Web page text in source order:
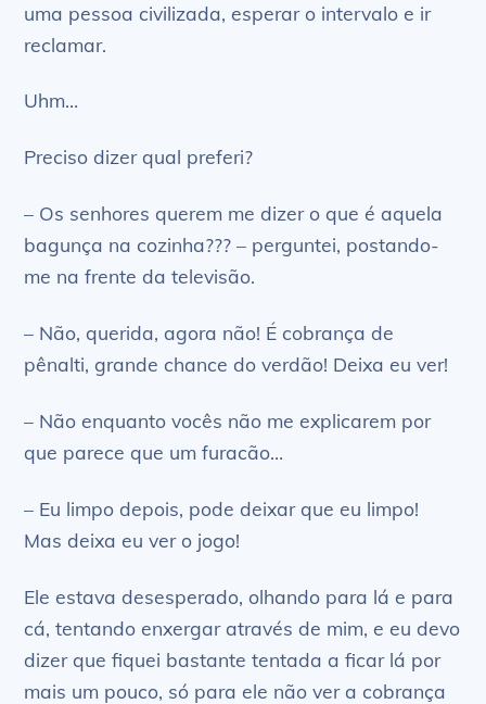
uma pessoa civilizada, esperar o intervalo e ir
reclamar.
Uhm…
Preciso dizer qual preferi?
– Os senhores querem me dizer o que é aquela
bagunça na cozinha??? – perguntei, postando-
me na frente da televisão.
– Não, querida, agora não! É cobrança de
pênalti, grande chance do verdão! Deixa eu ver!
– Não enquanto vocês não me explicarem por
que parece que um furacão…
– Eu limpo depois, pode deixar que eu limpo!
Mas deixa eu ver o jogo!
Ele estava desesperado, olhando para lá e para
cá, tentando enxergar através de mim, e eu devo
dizer que fiquei bastante tentada a ficar lá por
mais um pouco, só para ele não ver a cobrança